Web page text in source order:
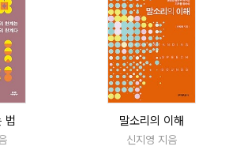
법 말소리의 이해
신지영 지음